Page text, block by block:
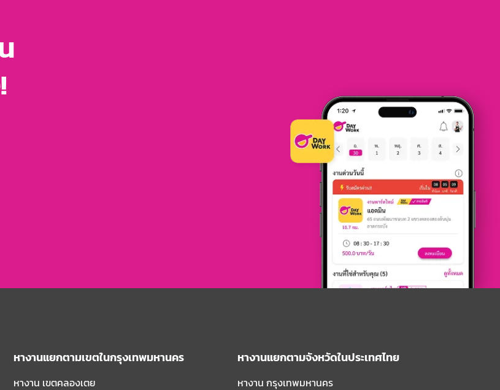
หางานแยกตามเขตในกรุงเทพมหานคร
หางาน เขตคลองเตย
หางานแยกตามจังหวัดในประเทศไทย
หางาน กรุงเทพมหานคร